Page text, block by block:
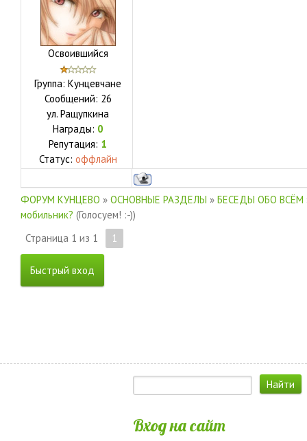
Освоившийся
Группа: Кунцевчане
Сообщений: 26
ул. Ращупкина
Награды: 0
Репутация: 1
Статус: оффлайн
ФОРУМ КУНЦЕВО » ОСНОВНЫЕ РАЗДЕЛЫ » БЕСЕДЫ ОБО ВСЁМ
мобильник? (Голосуем! :-))
Страница 1 из 1 1
Вход на сайт